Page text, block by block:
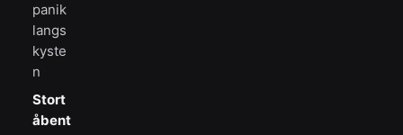
panik
langs
kyste
n
Stort
åbent